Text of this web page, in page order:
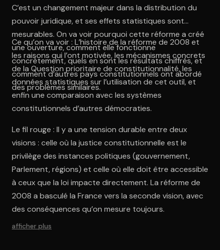
C’est un changement majeur dans la distribution du
pouvoir juridique, et ses effets statistiques sont
mesurables. On va voir pourquoi cette réforme a créé
une ouverture, comment elle fonctionne
concrètement, quels en sont les résultats chiffrés, et
comment d’autres pays constitutionnels ont abordé
des problèmes similaires.
Ce qu’on va voir : L’histoire de la réforme de 2008 et
les raisons qui l’ont motivée, les mécanismes concrets
de la Question prioritaire de constitutionnalité, les
données statistiques sur l’utilisation de cet outil, et
enfin une comparaison avec les systèmes
constitutionnels d’autres démocraties.
Le fil rouge : Il y a une tension durable entre deux
visions : celle où la justice constitutionnelle est le
privilège des instances politiques (gouvernement,
Parlement, régions) et celle où elle doit être accessible
à ceux que la loi impacte directement. La réforme de
2008 a basculé la France vers la seconde vision, avec
des conséquences qu’on mesure toujours.
afficher plus